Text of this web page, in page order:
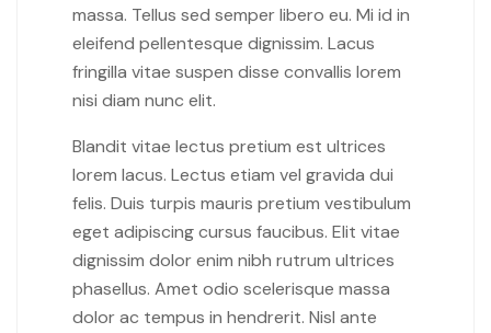
massa. Tellus sed semper libero eu. Mi id in
eleifend pellentesque dignissim. Lacus
fringilla vitae suspen disse convallis lorem
nisi diam nunc elit.
Blandit vitae lectus pretium est ultrices
lorem lacus. Lectus etiam vel gravida dui
felis. Duis turpis mauris pretium vestibulum
eget adipiscing cursus faucibus. Elit vitae
dignissim dolor enim nibh rutrum ultrices
phasellus. Amet odio scelerisque massa
dolor ac tempus in hendrerit. Nisl ante